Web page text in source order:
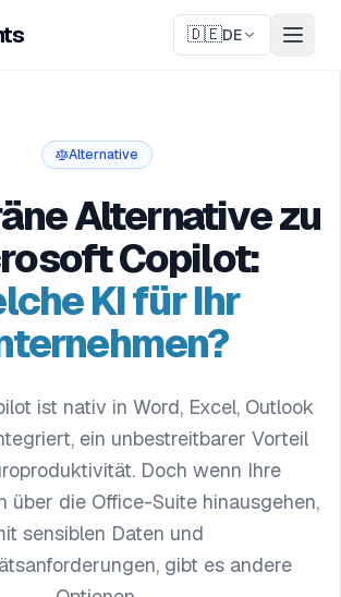
🇩🇪DE
Alternative
Alternative zu
Copilot:
KI für Ihr
ist nativ in Word, Excel, Outlook
ein unbestreitbarer Vorteil
Doch wenn Ihre
über die Office-Suite hinausgehen,
sensiblen Daten und
gibt es andere